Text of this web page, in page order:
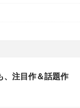
、注目作＆話題作